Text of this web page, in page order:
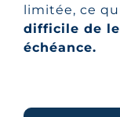
limitée, ce
difficile de
échéance.